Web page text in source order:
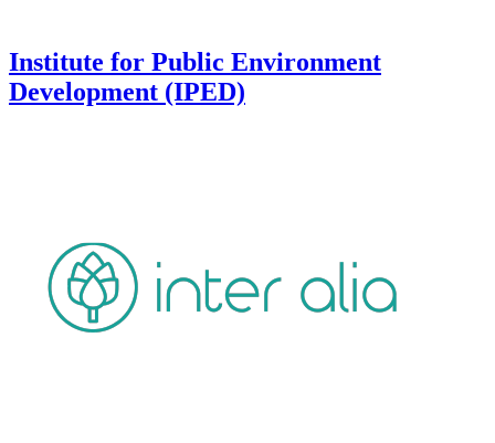
Institute for Public Environment
Development (IPED)